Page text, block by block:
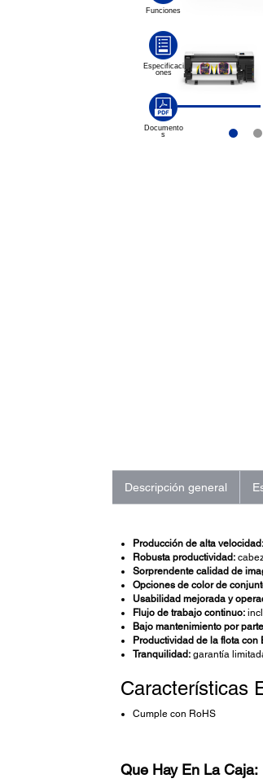
Descripción general
Producción de alta velocidad:
Robusta productividad:
Sorprendente calidad de
Opciones de color de
Usabilidad mejorada y
Flujo de trabajo continuo:
Bajo mantenimiento por
Productividad de la flota
Tranquilidad:garantía
Características
Cumple con RoHS
Que Hay En La Caja: